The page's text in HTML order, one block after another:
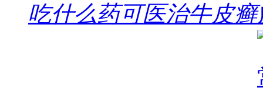
吃什么药可医治牛皮癣